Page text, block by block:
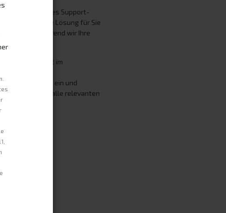
unser engagiertes Support-
und effektive Lösung für Sie
Geduld, während wir Ihre
jederzeit im
Kundenkonto ein und
Dort finden Sie alle relevanten
Anliegen.